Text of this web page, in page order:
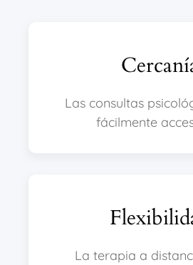
Las consultas
fácilmente
La terapia a